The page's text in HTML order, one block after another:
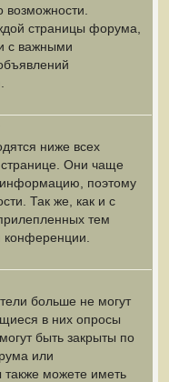
страницы форума,
с важными
ниже всех
Они чаще
информацию, поэтому
Так же, как и с
тем
больше не могут
в них опросы
быть закрыты по
или
можете иметь